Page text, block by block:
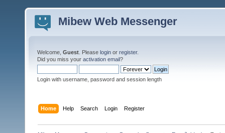
Mibew Web Messenger
Welcome, Guest . Please login or register.
Did you miss your activation email?
Login with username, password and session length
Home Help Search Login Register